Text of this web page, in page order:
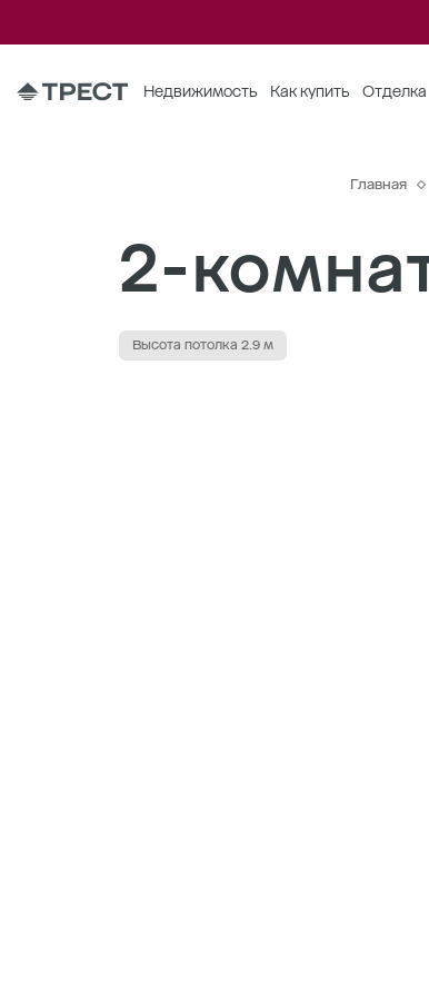
Недвижимость Как купить Отделка
Главная
2-
Высота потолка 2.9 м